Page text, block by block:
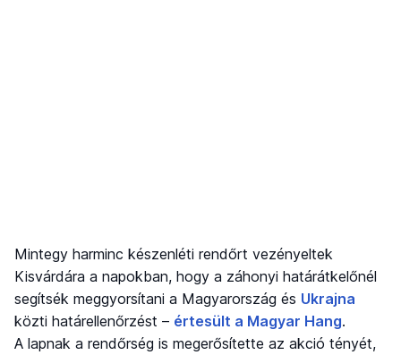
Mintegy harminc készenléti rendőrt vezényeltek
Kisvárdára a napokban, hogy a záhonyi határátkelőnél
segítsék meggyorsítani a Magyarország és Ukrajna
közti határellenőrzést – értesült a Magyar Hang.
A lapnak a rendőrség is megerősítette az akció tényét,